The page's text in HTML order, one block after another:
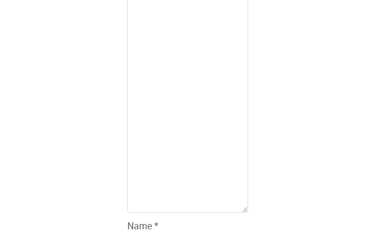
Name *